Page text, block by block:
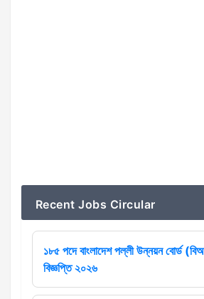
Recent Jobs Circular
১৮৫ পদে বাংলাদেশ পল্লী উন্নয়ন বোর্ড
বিজ্ঞপ্তি ২০২৬